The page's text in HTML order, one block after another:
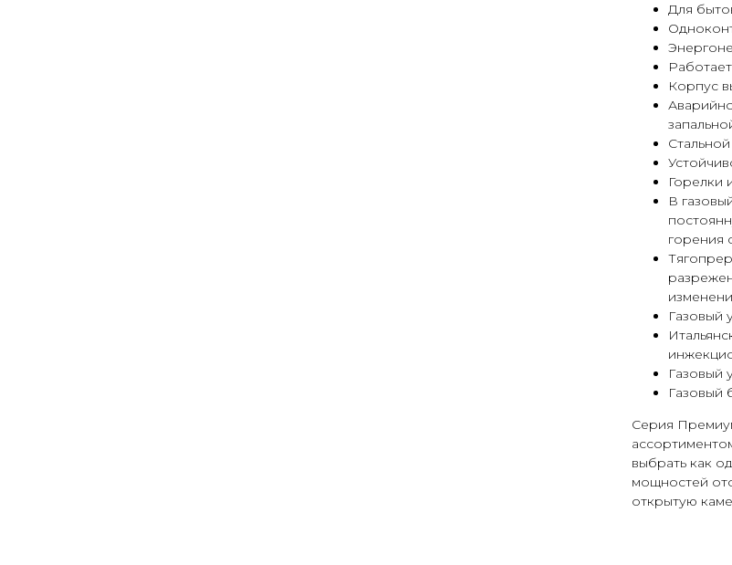
Для
Корпус
Горелки
В
горения
Газовый
Газовый
Газовый
Серия
выбрать как
мощностей
открытую